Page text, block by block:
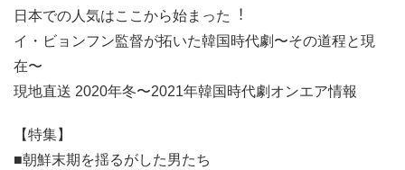
日本での⼈気はここから始まった︕
イ・ビョンフン監督が拓いた韓国時代劇〜その道程と現
在〜
現地直送 2020年冬〜2021年韓国時代劇オンエア情報
【特集】
■朝鮮末期を揺るがした男たち